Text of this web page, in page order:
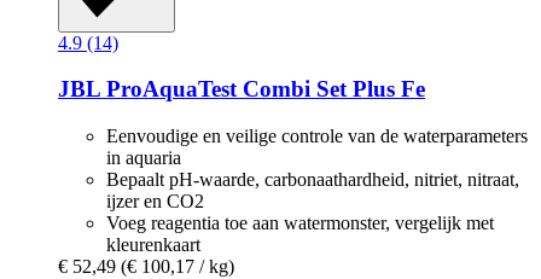
4.9 (14)
JBL ProAquaTest Combi Set Plus Fe
Eenvoudige en veilige controle van de waterparameters
in aquaria
Bepaalt pH-waarde, carbonaathardheid, nitriet, nitraat,
ijzer en CO2
Voeg reagentia toe aan watermonster, vergelijk met
kleurenkaart
€ 52,49 (€ 100,17 / kg)